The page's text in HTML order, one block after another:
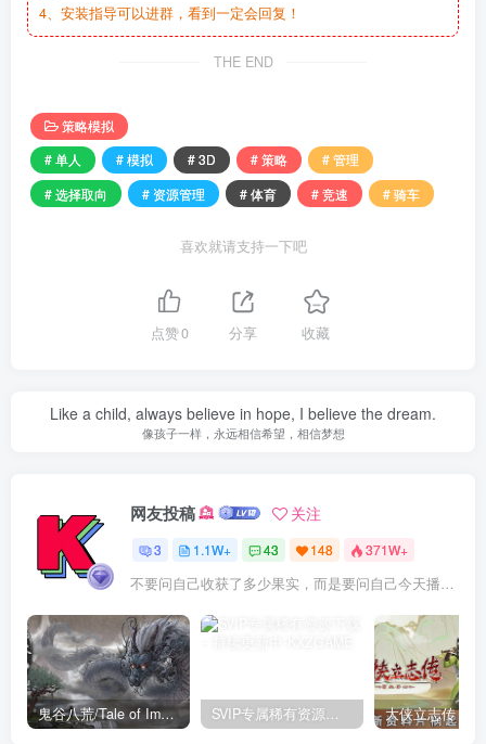
4、安装指导可以进群，看到一定会回复！
THE END
策略模拟
# 单人
# 模拟 # 3D # 策略
# 管理
# 选择取向
# 资源管理 # 体育 # 竞速 # 骑车
喜欢就请支持一下吧
点赞0 分享 收藏
Like a child, always believe in hope, I believe the dream.
像孩子一样，永远相信希望，相信梦想
网友投稿 关注
3 1.1W+ 43 148 371W+
不要问自己收获了多少果实，而是要问自己今天播种了多少种子
鬼谷八荒/Tale of Immortal v1.2.105.259|角色扮演|容量27.4GB|免安装绿色中文版 SVIP专属稀有资源下载 – 持续更新中